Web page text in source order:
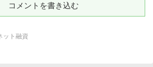
コメントを書き込む
ット融資